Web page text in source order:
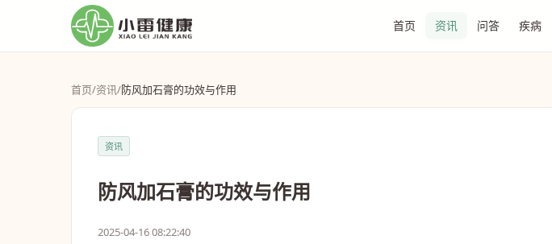
首页 资讯 问答 疾病
首页/资讯/防风加石膏的功效与作用
资讯
防风加石膏的功效与作用
2025-04-16 08:22:40